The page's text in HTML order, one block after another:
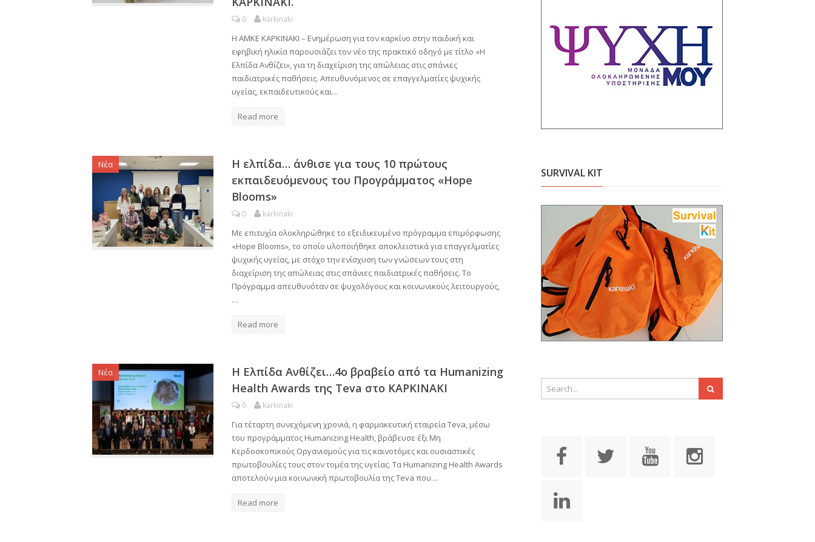
0 karkinaki
Η ΑΜΚΕ ΚΑΡΚΙΝΑΚΙ – Ενημέρωση για τον καρκίνο στην παιδική και
εφηβική ηλικία παρουσιάζει τον νέο της πρακτικό οδηγό με τίτλο «Η
Ελπίδα Ανθίζει», για τη διαχείριση της απώλειας στις σπάνιες
παιδιατρικές παθήσεις. Απευθυνόμενος σε επαγγελματίες ψυχικής
υγείας, εκπαιδευτικούς και…
Read more
Νέα
Η ελπίδα… άνθισε για τους 10 πρώτους
εκπαιδευόμενους του Προγράμματος «Hope
Blooms»
0 karkinaki
Με επιτυχία ολοκληρώθηκε το εξειδικευμένο πρόγραμμα επιμόρφωσης
«Hope Blooms», το οποίο υλοποιήθηκε αποκλειστικά για επαγγελματίες
ψυχικής υγείας, με στόχο την ενίσχυση των γνώσεων τους στη
διαχείριση της απώλειας στις σπάνιες παιδιατρικές παθήσεις. Το
Πρόγραμμα απευθυνόταν σε ψυχολόγους και κοινωνικούς λειτουργούς,
…
Read more
Νέα
Η Ελπίδα Ανθίζει…4ο βραβείο από τα Humanizing
Health Awards της Teva στο ΚΑΡΚΙΝΑΚΙ
0 karkinaki
Για τέταρτη συνεχόμενη χρονιά, η φαρμακευτική εταιρεία Teva, μέσω
του προγράμματος Humanizing Health, βράβευσε έξι Μη
Κερδοσκοπικούς Οργανισμούς για τις καινοτόμες και ουσιαστικές
πρωτοβουλίες τους στον τομέα της υγείας. Τα Humanizing Health Awards
αποτελούν μια κοινωνική πρωτοβουλία της Teva που…
Read more
SURVIVAL KIT